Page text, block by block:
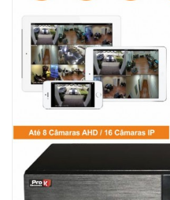
EFEITOS
Guitarras
Baixos